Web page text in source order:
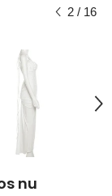
2 / 16
nu